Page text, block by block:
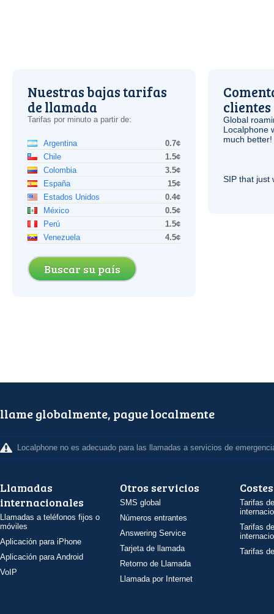
Nuestras bajas tarifas
de llamada
Tarifas por minuto a partir de:
Argentina
0.7¢
Chile
1.5¢
Colombia
3.5¢
España
15¢
Estados Unidos
0.4¢
México
0.5¢
Perú
1.5¢
Venezuela
4.5¢
Buscar su país
clientes
Global
Localphone
much better!
SIP that just
llame globalmente, pague localmente
Localphone no es adecuado para las llamadas a servicios de
Llamadas
internacionales
Llamadas a teléfonos fijos o
móviles
Aplicación para iPhone
Aplicación para Android
VoIP
Otros servicios
SMS global
Números entrantes
Answering Service
Tarjeta de llamada
Retorno de Llamada
Llamada por Internet
Costes
Tarifas
Tarifas
Tarifas